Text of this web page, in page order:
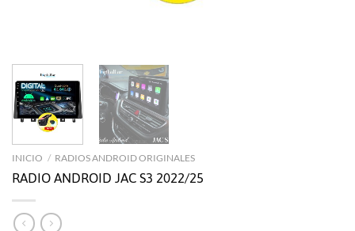
INICIO / RADIOS ANDROID ORIGINALES
RADIO ANDROID JAC S3 2022/25